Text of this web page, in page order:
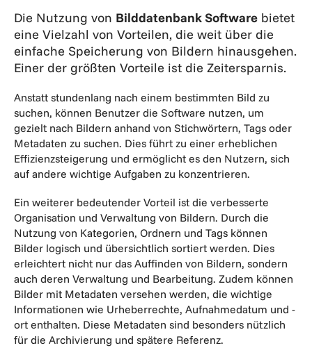
Die Nutzung von Bilddatenbank Software bietet
eine Vielzahl von Vorteilen, die weit über die
einfache Speicherung von Bildern hinausgehen.
Einer der größten Vorteile ist die Zeitersparnis.
Anstatt stundenlang nach einem bestimmten Bild zu
suchen, können Benutzer die Software nutzen, um
gezielt nach Bildern anhand von Stichwörtern, Tags oder
Metadaten zu suchen. Dies führt zu einer erheblichen
Effizienzsteigerung und ermöglicht es den Nutzern, sich
auf andere wichtige Aufgaben zu konzentrieren.
Ein weiterer bedeutender Vorteil ist die verbesserte
Organisation und Verwaltung von Bildern. Durch die
Nutzung von Kategorien, Ordnern und Tags können
Bilder logisch und übersichtlich sortiert werden. Dies
erleichtert nicht nur das Auffinden von Bildern, sondern
auch deren Verwaltung und Bearbeitung. Zudem können
Bilder mit Metadaten versehen werden, die wichtige
Informationen wie Urheberrechte, Aufnahmedatum und -
ort enthalten. Diese Metadaten sind besonders nützlich
für die Archivierung und spätere Referenz.